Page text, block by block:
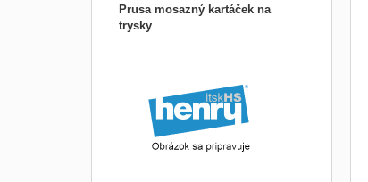
Prusa mosazný kartáček na
trysky
Vyrobeno v EU z bukového dřeva z
místních zdrojů.